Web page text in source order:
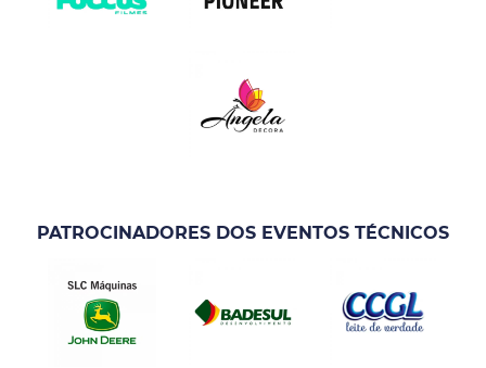
PATROCINADORES DOS EVENTOS TÉCNICOS